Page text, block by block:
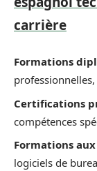
carrière
Formations
professionnelles,
Certifications
compétences
Formations
logiciels de